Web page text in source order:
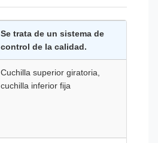
Se trata de un sistema de
control de la calidad.
Cuchilla superior giratoria,
cuchilla inferior fija